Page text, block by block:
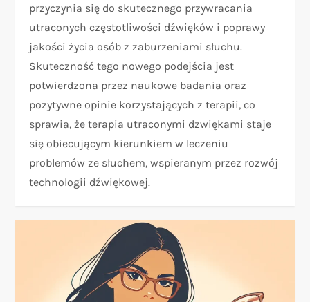
przyczynia się do skutecznego przywracania
utraconych częstotliwości dźwięków i poprawy
jakości życia osób z zaburzeniami słuchu.
Skuteczność tego nowego podejścia jest
potwierdzona przez naukowe badania oraz
pozytywne opinie korzystających z terapii, co
sprawia, że terapia utraconymi dzwiękami staje
się obiecującym kierunkiem w leczeniu
problemów ze słuchem, wspieranym przez rozwój
technologii dźwiękowej.